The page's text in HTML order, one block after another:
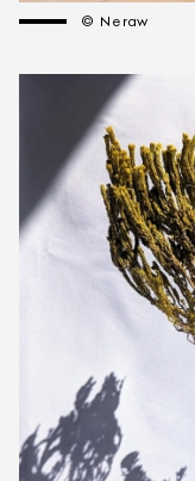
© Neraw